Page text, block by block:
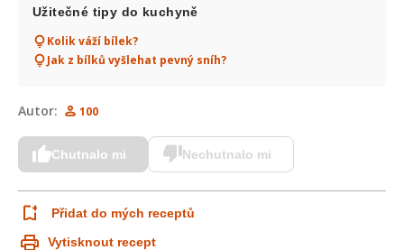
Užitečné tipy do kuchyně
Kolik váží bílek?
Jak z bílků vyšlehat pevný sníh?
Autor: 100
Chutnalo mi Nechutnalo mi
Přidat do mých receptů
Vytisknout recept